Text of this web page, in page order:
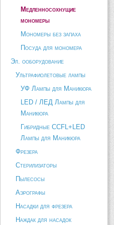
Медленносохнущие
мономеры
Мономеры без запаха
Посуда для мономера
Эл. ооборудование
Ультрафиолетовые лампы
УФ Лампы для Маникюра
LED / ЛЕД Лампы для
Маникюра
Гибридные CCFL+LED
Лампы для Маникюра
Фрезера
Стерилизаторы
Пылесосы
Аэрографы
Насадки для фрезера
Наждак для насадок